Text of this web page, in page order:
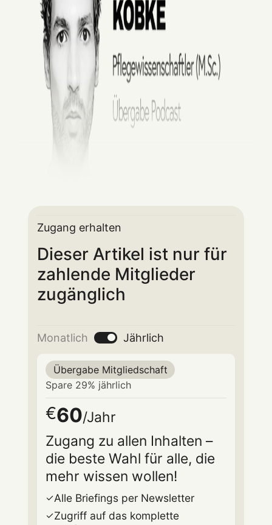
Zugang erhalten
Dieser Artikel ist nur für
zahlende Mitglieder
zugänglich
Monatlich Jährlich
Übergabe Mitgliedschaft
Spare 29% jährlich
€60/Jahr
Zugang zu allen Inhalten –
die beste Wahl für alle, die
mehr wissen wollen!
Alle Briefings per Newsletter
Zugriff auf das komplette